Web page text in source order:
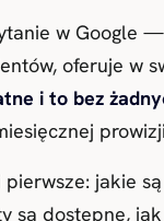
w Google
oferuje w
i to bez
jakie
są dostępne, jak